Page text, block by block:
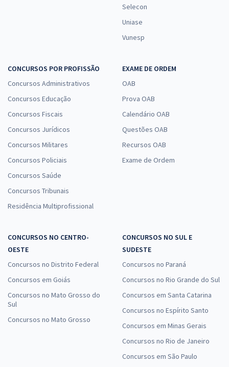
Selecon
Uniase
Vunesp
CONCURSOS POR PROFISSÃO
Concursos Administrativos
Concursos Educação
Concursos Fiscais
Concursos Jurídicos
Concursos Militares
Concursos Policiais
Concursos Saúde
Concursos Tribunais
Residência Multiprofissional
EXAME DE ORDEM
OAB
Prova OAB
Calendário OAB
Questões OAB
Recursos OAB
Exame de Ordem
CONCURSOS NO CENTRO-
OESTE
Concursos no Distrito Federal
Concursos em Goiás
Concursos no Mato Grosso do
Sul
Concursos no Mato Grosso
CONCURSOS NO SUL E
SUDESTE
Concursos no Paraná
Concursos no Rio Grande do Sul
Concursos em Santa Catarina
Concursos no Espírito Santo
Concursos em Minas Gerais
Concursos no Rio de Janeiro
Concursos em São Paulo